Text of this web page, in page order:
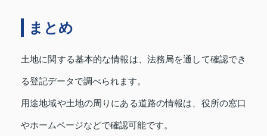
まとめ
土地に関する基本的な情報は、法務局を通して確認でき
る登記データで調べられます。
用途地域や土地の周りにある道路の情報は、役所の窓口
やホームページなどで確認可能です。